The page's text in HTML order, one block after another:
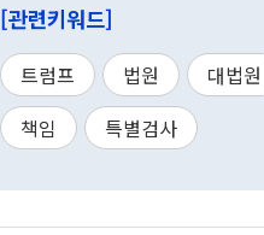
[관련키워드]
트럼프 법원 대법원
책임
특별검사